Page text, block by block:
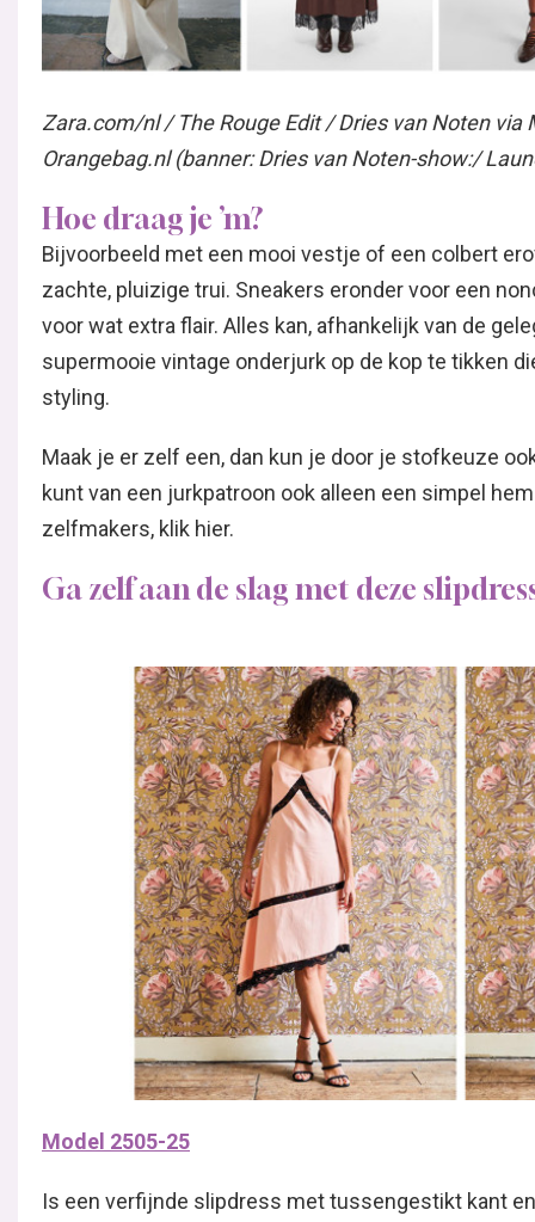
Zara.com/nl / The Rouge Edit / Dries van Noten via
Orangebag.nl (banner: Dries van Noten-show:/
Hoe draag je ’m?
Bijvoorbeeld met een mooi vestje of een colbert
zachte, pluizige trui. Sneakers eronder voor een
voor wat extra flair. Alles kan, afhankelijk van de
supermooie vintage onderjurk op de kop te tikken
styling.
Maak je er zelf een, dan kun je door je stofkeuze
kunt van een jurkpatroon ook alleen een simpel
zelfmakers, klik hier.
Ga zelf aan de slag met deze
Model 2505-25
Is een verfijnde slipdress met tussengestikt kant